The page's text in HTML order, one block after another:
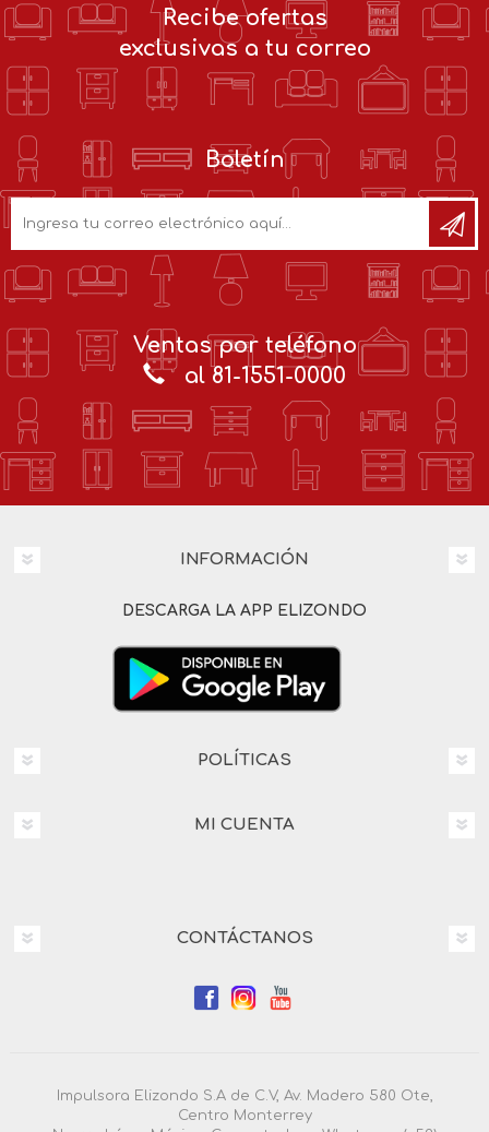
Recibe ofertas
exclusivas a tu correo
Boletín
Ventas por teléfono
al 81-1551-0000
INFORMACIÓN
DESCARGA LA APP ELIZONDO
POLÍTICAS
MI CUENTA
CONTÁCTANOS
Impulsora Elizondo S.A de C.V, Av. Madero 580 Ote,
Centro Monterrey